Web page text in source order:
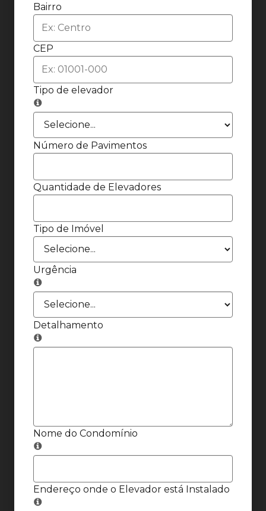
Bairro
CEP
Tipo de elevador
Número de Pavimentos
Quantidade de Elevadores
Tipo de Imóvel
Urgência
Detalhamento
Nome do Condomínio
Endereço onde o Elevador está Instalado